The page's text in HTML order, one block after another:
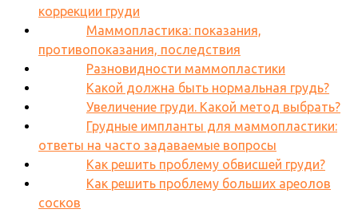
коррекции груди
Маммопластика: показания,
противопоказания, последствия
Разновидности маммопластики
Какой должна быть нормальная грудь?
Увеличение груди. Какой метод выбрать?
Грудные импланты для маммопластики:
ответы на часто задаваемые вопросы
Как решить проблему обвисшей груди?
Как решить проблему больших ареолов
сосков